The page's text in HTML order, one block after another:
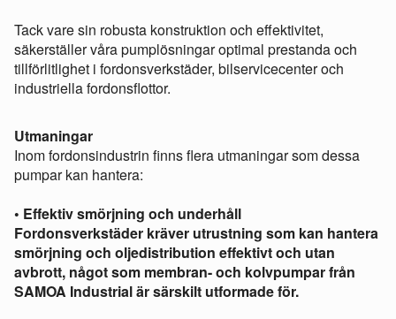
Tack vare sin robusta konstruktion och effektivitet,
säkerställer våra pumplösningar optimal prestanda och
tillförlitlighet i fordonsverkstäder, bilservicecenter och
industriella fordonsflottor.
Utmaningar
Inom fordonsindustrin finns flera utmaningar som dessa
pumpar kan hantera:
• Effektiv smörjning och underhåll
Fordonsverkstäder kräver utrustning som kan hantera
smörjning och oljedistribution effektivt och utan
avbrott, något som membran- och kolvpumpar från
SAMOA Industrial är särskilt utformade för.